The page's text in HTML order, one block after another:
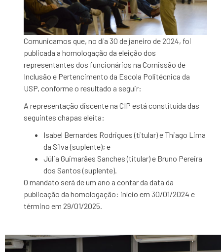
Comunicamos que, no dia 30 de janeiro de 2024, foi
publicada a homologação da eleição dos
representantes dos funcionários na Comissão de
Inclusão e Pertencimento da Escola Politécnica da
USP, conforme o resultado a seguir:
A representação discente na CIP está constituída das
seguintes chapas eleita:
Isabel Bernardes Rodrigues (titular) e Thiago Lima
da Silva (suplente); e
Júlia Guimarães Sanches (titular) e Bruno Pereira
dos Santos (suplente).
O mandato será de um ano a contar da data da
publicação da homologação: início em 30/01/2024 e
término em 29/01/2025.